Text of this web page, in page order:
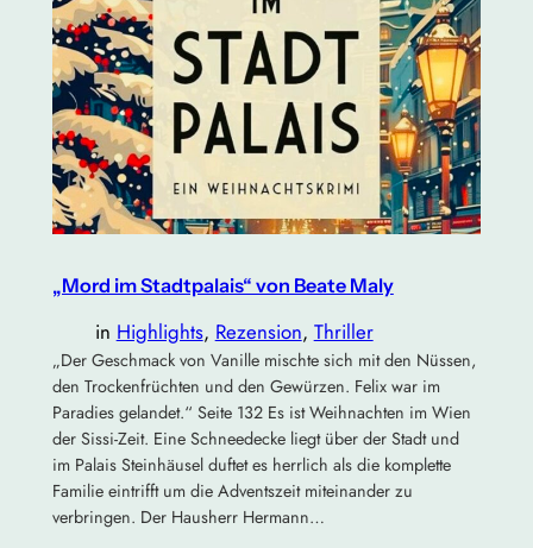
„Mord im Stadtpalais“ von Beate Maly
in Highlights, Rezension, Thriller
„Der Geschmack von Vanille mischte sich mit den Nüssen,
den Trockenfrüchten und den Gewürzen. Felix war im
Paradies gelandet.“ Seite 132 Es ist Weihnachten im Wien
der Sissi-Zeit. Eine Schneedecke liegt über der Stadt und
im Palais Steinhäusel duftet es herrlich als die komplette
Familie eintrifft um die Adventszeit miteinander zu
verbringen. Der Hausherr Hermann…